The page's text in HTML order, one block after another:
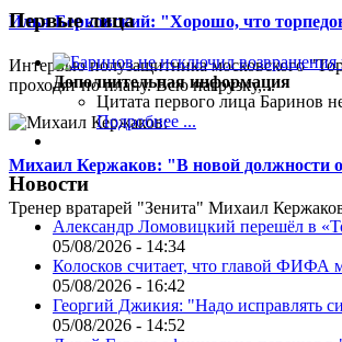
Илья Берковский: "Хорошо, что
Интервью полузащитника московского
проходят по плану. Всю нагрузку,...
Михаил Кержаков: "В новой должности
Тренер вратарей "Зенита" Михаил
Первые лица
Дополнительная информация
Цитата первого лица Баринов
Подробнее ...
Новости
Александр Ломовицкий перешёл в
05/08/2026 - 14:34
Колосков считает, что главой ФИФА
05/08/2026 - 16:42
Георгий Джикия: "Надо исправлять
05/08/2026 - 14:52